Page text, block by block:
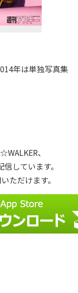
年は単独写真集
、
しています。
ただけます。